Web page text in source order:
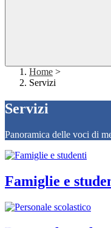
Home >
Servizi
Servizi
Panoramica delle voci di
Famiglie e